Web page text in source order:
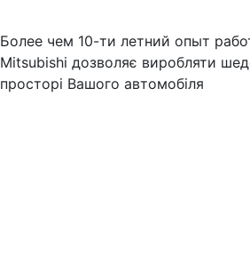
Более чем 10-ти летний опыт
Mitsubishi дозволяє виробляти
просторі Вашого автомобіля